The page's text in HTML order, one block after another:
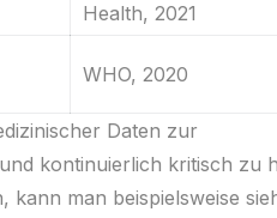
Health, 2021
WHO, 2020
Daten zur
kontinuierlich kritisch zu
man beispielsweise